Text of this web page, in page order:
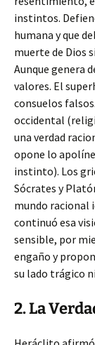
instintos.
humana y que
muerte de Dios
Aunque genera
valores. El
consuelos
occidental
una verdad
opone lo
instinto). Los
Sócrates y
mundo racional
continuó esa
sensible, por
engaño y
su lado trágico
2. La